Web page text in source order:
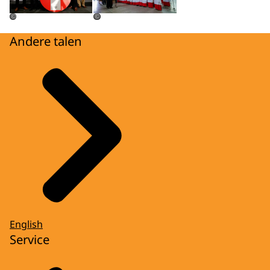
© ©
Andere talen
English
Service